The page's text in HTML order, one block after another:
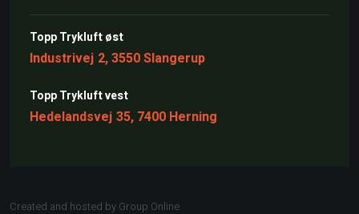
Topp Trykluft øst
Industrivej 2, 3550 Slangerup
Topp Trykluft vest
Hedelandsvej 35, 7400 Herning
Created and hosted by Group Online